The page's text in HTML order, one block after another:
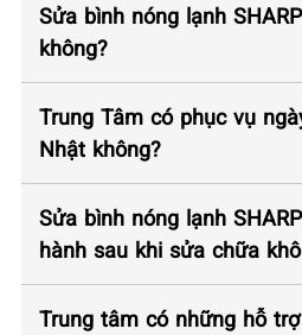
Sửa bình nóng lạnh
không?
Trung Tâm có phục vụ
Nhật không?
Sửa bình nóng lạnh
hành sau khi sửa chữa
Trung tâm có những hỗ